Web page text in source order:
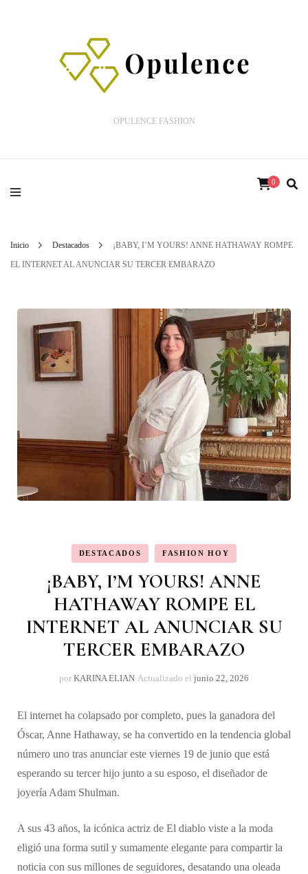
OPULENCE FASHION
0
Inicio Destacados
¡BABY, I’M YOURS! ANNE HATHAWAY ROMPE
EL INTERNET AL ANUNCIAR SU TERCER EMBARAZO
DESTACADOS FASHION HOY
¡BABY, I’M YOURS! ANNE
HATHAWAY ROMPE EL
INTERNET AL ANUNCIAR SU
TERCER EMBARAZO
por KARINA ELIAN Actualizado el junio 22, 2026
El internet ha colapsado por completo, pues la ganadora del
Óscar, Anne Hathaway, se ha convertido en la tendencia global
número uno tras anunciar este viernes 19 de junio que está
esperando su tercer hijo junto a su esposo, el diseñador de
joyería Adam Shulman.
A sus 43 años, la icónica actriz de El diablo viste a la moda
eligió una forma sutil y sumamente elegante para compartir la
noticia con sus millones de seguidores, desatando una oleada